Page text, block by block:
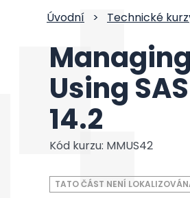
Úvodní > Technické
Using
14.2
Kód kurzu: MMUS42
TATO ČÁST NENÍ